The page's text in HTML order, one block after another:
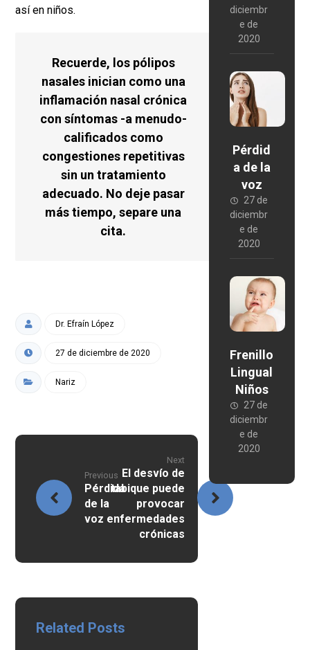
así en niños.
Recuerde, los pólipos
nasales inician como una
inflamación nasal crónica
con síntomas -a menudo-
calificados como
congestiones repetitivas
sin un tratamiento
adecuado. No deje pasar
más tiempo, separe una
cita.
Dr. Efraín López
27 de diciembre de 2020
Nariz
Previous
Pérdida
de la
voz
Next
El desvío de
tabique puede
provocar
enfermedades
crónicas
Related Posts
diciembr
e de
2020
Pérdid
a de la
voz
27 de
diciembr
e de
2020
Frenillo
Lingual
Niños
27 de
diciembr
e de
2020